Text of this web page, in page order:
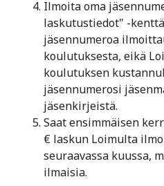
Ilmoita oma
laskutustiedot" -
jäsennumeroa
koulutuksesta, eikä
koulutuksen
jäsennumerosi
jäsenkirjeistä.
Saat ensimmäisen
€ laskun Loimulta
seuraavassa kuussa,
ilmaisia.